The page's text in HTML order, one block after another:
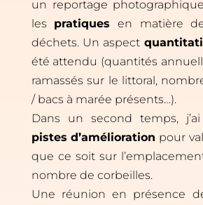
un reportage
les pratiques en matière
déchets. Un aspect
été attendu (quantités
ramassés sur le littoral,
/ bacs à marée présents…).
Dans un second temps,
pistes d’amélioration pour
que ce soit sur
nombre de corbeilles.
Une réunion en présence